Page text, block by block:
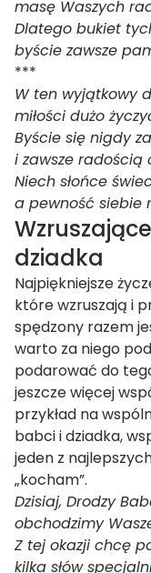
masę Waszych
Dlatego bukiet
byście zawsze
***
W ten wyjątkowy
miłości dużo
Byście się nigdy
i zawsze radością
Niech słońce
a pewność siebie
dziadka
Najpiękniejsze
które wzruszają i
spędzony razem
warto za niego
podarować do
jeszcze więcej
przykład na
babci i dziadka,
jeden z
„kocham”.
Dzisiaj, Drodzy
obchodzimy
Z tej okazji chcę
kilka słów